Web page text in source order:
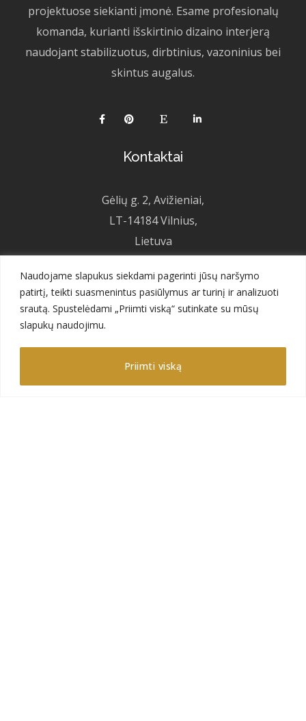
Naudojame slapukus siekdami pagerinti jūsų naršymo
patirtį, teikti suasmenintus pasiūlymus ar turinį ir analizuoti
srautą. Spustelėdami „Priimti viską“ sutinkate su mūsų
slapukų naudojimu.
Priimti viską
projektuose siekianti įmonė. Esame profesionalų
komanda, kurianti išskirtinio dizaino interjerą
naudojant stabilizuotus, dirbtinius, vazoninius bei
skintus augalus.
Kontaktai
Gėlių g. 2, Avižieniai,
LT-14184 Vilnius,
Lietuva
sales@gajadecor.com
Apie mus